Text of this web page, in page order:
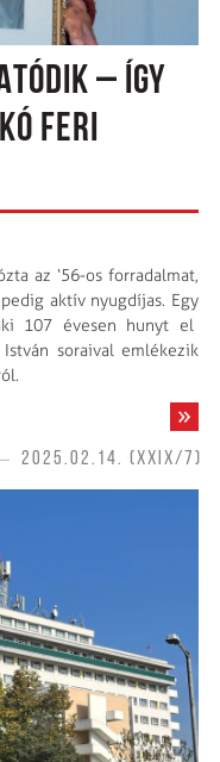
– ÍGY
FERI
az ‘56-os forradalmat,
aktív nyugdíjas. Egy
107 évesen hunyt el
soraival emlékezik
2025.02.14. (XXIX/7)